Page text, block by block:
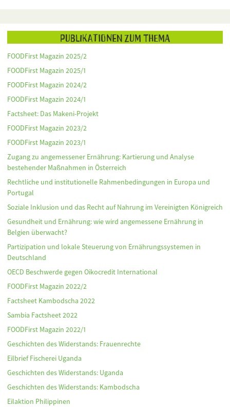
Publikationen zum Thema
FOODFirst Magazin 2025/2
FOODFirst Magazin 2025/1
FOODFirst Magazin 2024/2
FOODFirst Magazin 2024/1
Factsheet: Das Makeni-Projekt
FOODFirst Magazin 2023/2
FOODFirst Magazin 2023/1
Zugang zu angemessener Ernährung: Kartierung und Analyse
bestehender Maßnahmen in Österreich
Rechtliche und institutionelle Rahmenbedingungen in Europa und
Portugal
Soziale Inklusion und das Recht auf Nahrung im Vereinigten Königreich
Gesundheit und Ernährung: wie wird angemessene Ernährung in
Belgien überwacht?
Partizipation und lokale Steuerung von Ernährungssystemen in
Deutschland
OECD Beschwerde gegen Oikocredit International
FOODFirst Magazin 2022/2
Factsheet Kambodscha 2022
Sambia Factsheet 2022
FOODFirst Magazin 2022/1
Geschichten des Widerstands: Frauenrechte
Eilbrief Fischerei Uganda
Geschichten des Widerstands: Uganda
Geschichten des Widerstands: Kambodscha
Eilaktion Philippinen